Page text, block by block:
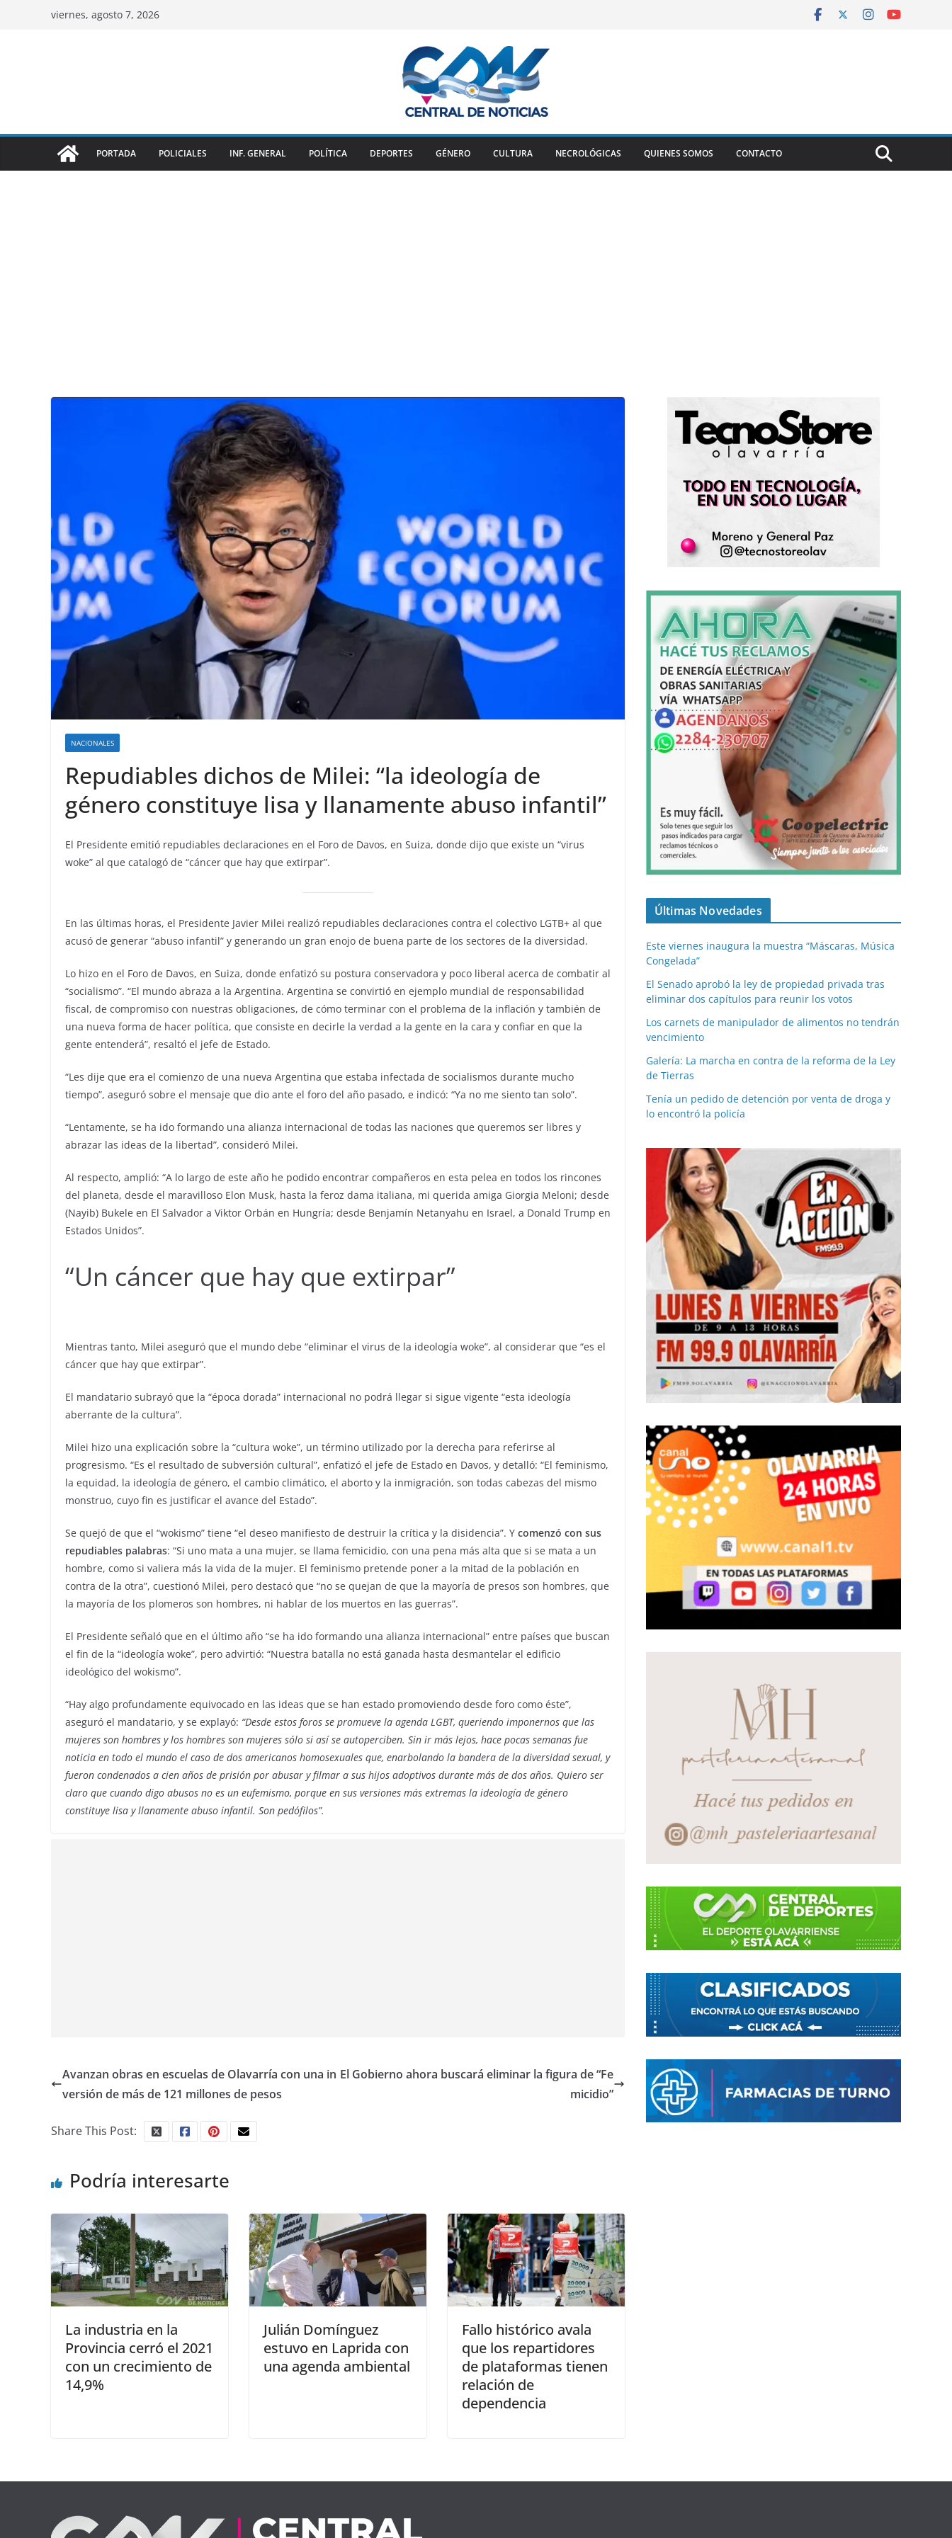
viernes, agosto 7, 2026
PORTADA POLICIALES INF. GENERAL POLÍTICA DEPORTES GÉNERO CULTURA NECROLÓGICAS QUIENES SOMOS CONTACTO
NACIONALES
Repudiables dichos de Milei: “la ideología de
género constituye lisa y llanamente abuso infantil”
El Presidente emitió repudiables declaraciones en el Foro de Davos, en Suiza, donde dijo que existe un “virus
woke” al que catalogó de “cáncer que hay que extirpar”.
En las últimas horas, el Presidente Javier Milei realizó repudiables declaraciones contra el colectivo LGTB+ al que
acusó de generar “abuso infantil” y generando un gran enojo de buena parte de los sectores de la diversidad.
Lo hizo en el Foro de Davos, en Suiza, donde enfatizó su postura conservadora y poco liberal acerca de combatir al
“socialismo”. “El mundo abraza a la Argentina. Argentina se convirtió en ejemplo mundial de responsabilidad
fiscal, de compromiso con nuestras obligaciones, de cómo terminar con el problema de la inflación y también de
una nueva forma de hacer política, que consiste en decirle la verdad a la gente en la cara y confiar en que la
gente entenderá”, resaltó el jefe de Estado.
“Les dije que era el comienzo de una nueva Argentina que estaba infectada de socialismos durante mucho
tiempo”, aseguró sobre el mensaje que dio ante el foro del año pasado, e indicó: “Ya no me siento tan solo”.
“Lentamente, se ha ido formando una alianza internacional de todas las naciones que queremos ser libres y
abrazar las ideas de la libertad”, consideró Milei.
Al respecto, amplió: “A lo largo de este año he podido encontrar compañeros en esta pelea en todos los rincones
del planeta, desde el maravilloso Elon Musk, hasta la feroz dama italiana, mi querida amiga Giorgia Meloni; desde
(Nayib) Bukele en El Salvador a Viktor Orbán en Hungría; desde Benjamín Netanyahu en Israel, a Donald Trump en
Estados Unidos”.
“Un cáncer que hay que extirpar”
Mientras tanto, Milei aseguró que el mundo debe “eliminar el virus de la ideología woke”, al considerar que “es el
cáncer que hay que extirpar”.
El mandatario subrayó que la “época dorada” internacional no podrá llegar si sigue vigente “esta ideología
aberrante de la cultura”.
Milei hizo una explicación sobre la “cultura woke”, un término utilizado por la derecha para referirse al
progresismo. “Es el resultado de subversión cultural”, enfatizó el jefe de Estado en Davos, y detalló: “El feminismo,
la equidad, la ideología de género, el cambio climático, el aborto y la inmigración, son todas cabezas del mismo
monstruo, cuyo fin es justificar el avance del Estado”.
Se quejó de que el “wokismo” tiene “el deseo manifiesto de destruir la crítica y la disidencia”. Y comenzó con sus
repudiables palabras: “Si uno mata a una mujer, se llama femicidio, con una pena más alta que si se mata a un
hombre, como si valiera más la vida de la mujer. El feminismo pretende poner a la mitad de la población en
contra de la otra”, cuestionó Milei, pero destacó que “no se quejan de que la mayoría de presos son hombres, que
la mayoría de los plomeros son hombres, ni hablar de los muertos en las guerras”.
El Presidente señaló que en el último año “se ha ido formando una alianza internacional” entre países que buscan
el fin de la “ideología woke”, pero advirtió: “Nuestra batalla no está ganada hasta desmantelar el edificio
ideológico del wokismo”.
“Hay algo profundamente equivocado en las ideas que se han estado promoviendo desde foro como éste”,
aseguró el mandatario, y se explayó: “Desde estos foros se promueve la agenda LGBT, queriendo imponernos que las
mujeres son hombres y los hombres son mujeres sólo si así se autoperciben. Sin ir más lejos, hace pocas semanas fue
noticia en todo el mundo el caso de dos americanos homosexuales que, enarbolando la bandera de la diversidad sexual, y
fueron condenados a cien años de prisión por abusar y filmar a sus hijos adoptivos durante más de dos años. Quiero ser
claro que cuando digo abusos no es un eufemismo, porque en sus versiones más extremas la ideología de género
constituye lisa y llanamente abuso infantil. Son pedófilos”.
Avanzan obras en escuelas de Olavarría con una in
versión de más de 121 millones de pesos
El Gobierno ahora buscará eliminar la figura de “Fe
micidio”
Share This Post:
Podría interesarte
La industria en la
Provincia cerró el 2021
con un crecimiento de
14,9%
Julián Domínguez
estuvo en Laprida con
una agenda ambiental
Fallo histórico avala
que los repartidores
de plataformas tienen
relación de
dependencia
Últimas Novedades
Este viernes inaugura la muestra “Máscaras, Música
Congelada”
El Senado aprobó la ley de propiedad privada tras
eliminar dos capítulos para reunir los votos
Los carnets de manipulador de alimentos no tendrán
vencimiento
Galería: La marcha en contra de la reforma de la Ley
de Tierras
Tenía un pedido de detención por venta de droga y
lo encontró la policía